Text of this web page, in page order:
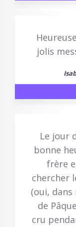
jolis
Le jour
bonne
frère
chercher
(oui,
de
cru